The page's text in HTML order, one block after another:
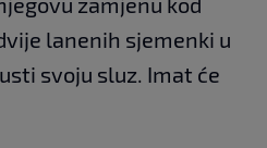
lanenih sjemenki u
svoju sluz. Imat će